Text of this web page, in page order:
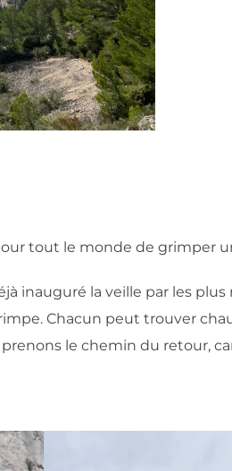
tout le monde de grimper
inauguré la veille par les
Chacun peut trouver
prenons le chemin du retour,